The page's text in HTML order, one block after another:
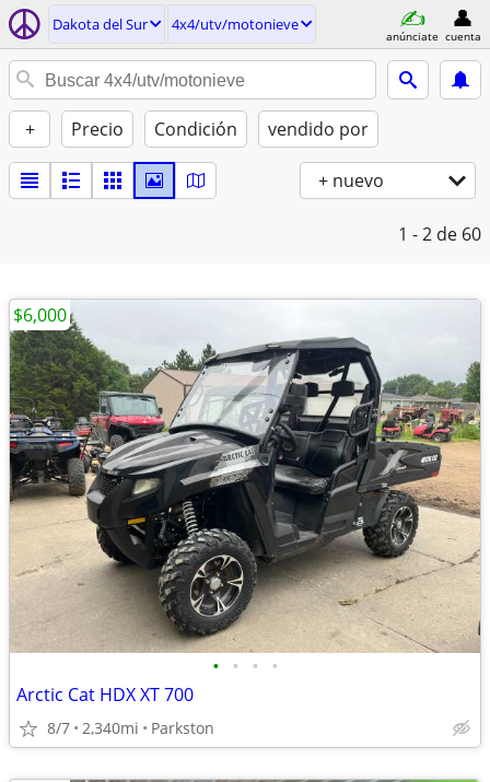
Dakota del Sur 4x4/utv/motonieve
anúnciate cuenta
+ Precio Condición vendido por
+ nuevo
1 - 2 de 60
• • • •
Arctic Cat HDX XT 700
8/7 2,340mi Parkston
$6,000